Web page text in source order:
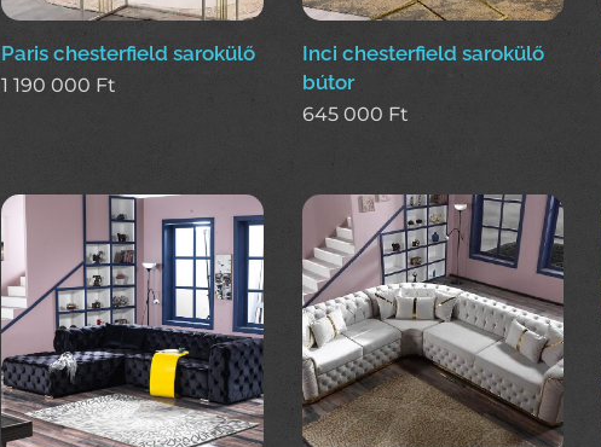
Paris chesterfield sarokülő
1 190 000 Ft
Inci chesterfield sarokülő
bútor
645 000 Ft